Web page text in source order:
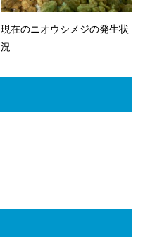
現在のニオウシメジの発生状
況